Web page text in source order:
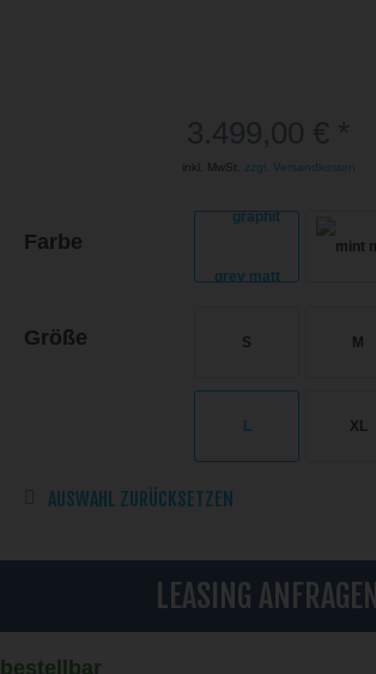
inkl. MwSt. zzgl. Versandkosten
Farbe
Größe S M
L XL
AUSWAHL ZURÜCKSETZEN
LEASING ANFRAGEN
bestellbar